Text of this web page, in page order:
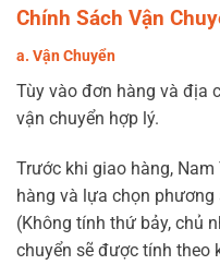
Chính Sách Vận
a. Vận Chuyển
Tùy vào đơn hàng và địa
vận chuyển hợp lý.
Trước khi giao hàng,
hàng và lựa chọn
(Không tính thứ bảy, chủ
chuyển sẽ được tính theo